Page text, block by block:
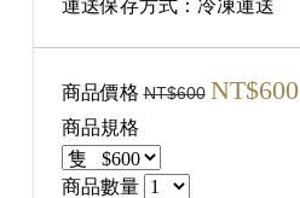
運送保存方式：冷凍運送
商品價格NT$600 NT$600
商品規格
商品數量